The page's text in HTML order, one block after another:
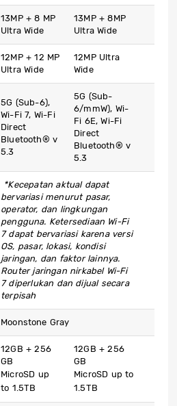
13MP + 8 MP
Ultra Wide
13MP + 8MP
Ultra Wide
12MP + 12 MP
Ultra Wide
12MP Ultra
Wide
5G (Sub-6),
Wi-Fi 7, Wi-Fi
Direct
Bluetooth® v
5.3
5G (Sub-
6/mmW), Wi-
Fi 6E, Wi-Fi
Direct
Bluetooth® v
5.3
*Kecepatan aktual dapat
bervariasi menurut pasar,
operator, dan lingkungan
pengguna. Ketersediaan Wi-Fi
7 dapat bervariasi karena versi
OS, pasar, lokasi, kondisi
jaringan, dan faktor lainnya.
Router jaringan nirkabel Wi-Fi
7 diperlukan dan dijual secara
terpisah
Moonstone Gray
12GB + 256
GB
MicroSD up
to 1.5TB
12GB + 256
GB
MicroSD up to
1.5TB